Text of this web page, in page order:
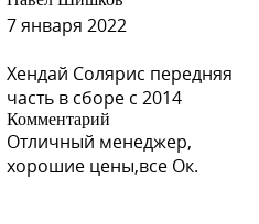
7 января 2022
Хендай Солярис передняя
часть в сборе с 2014
Комментарий
Отличный менеджер,
хорошие цены,все Ок.